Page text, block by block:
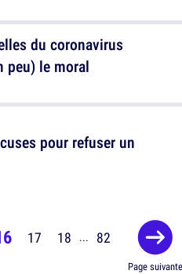
pour refuser un
du coronavirus
peu) le moral
17 18 ... 82
Page suivante